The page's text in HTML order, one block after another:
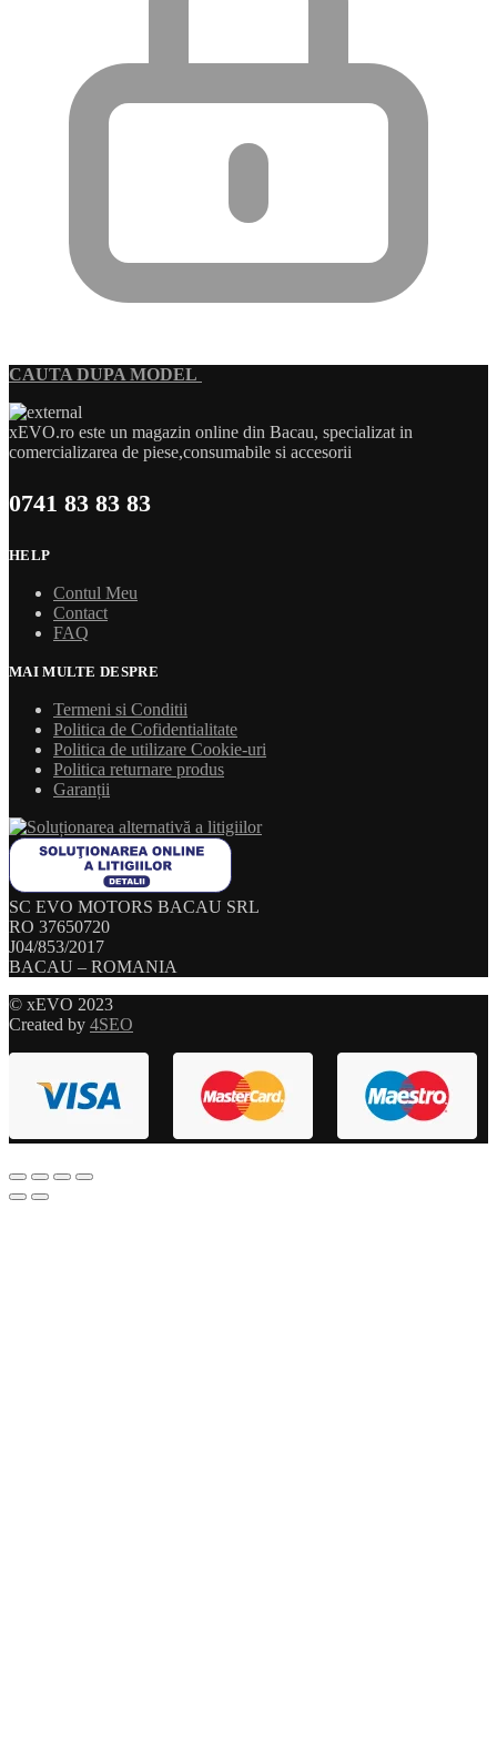
CAUTA DUPA MODEL
xEVO.ro este un magazin online din Bacau, specializat in
comercializarea de piese,consumabile si accesorii
0741 83 83 83
HELP
Contul Meu
Contact
FAQ
MAI MULTE DESPRE
Termeni si Conditii
Politica de Cofidentialitate
Politica de utilizare Cookie-uri
Politica returnare produs
Garanții
SC EVO MOTORS BACAU SRL
RO 37650720
J04/853/2017
BACAU – ROMANIA
© xEVO 2023
Created by 4SEO